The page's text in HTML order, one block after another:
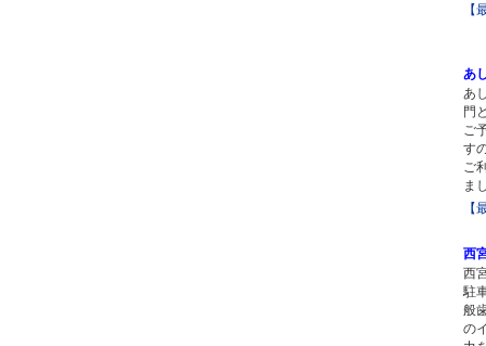
【
あ
あ
門
ご
す
ご
ま
【
西
西
駐
般
の